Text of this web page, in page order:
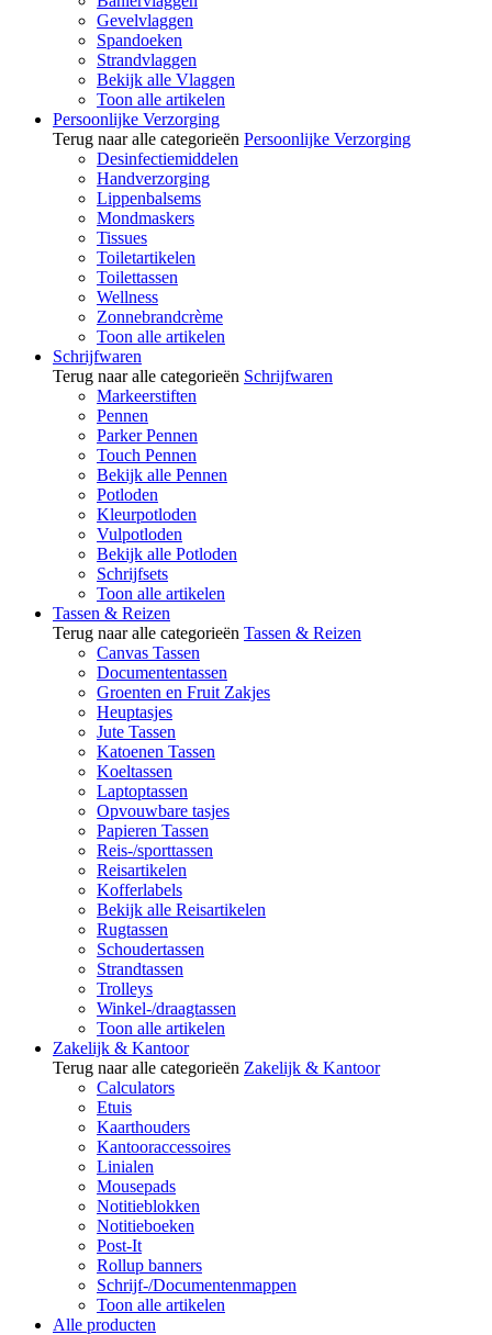
Gevelvlaggen
Spandoeken
Strandvlaggen
Bekijk alle Vlaggen
Toon alle artikelen
Persoonlijke Verzorging
Terug naar alle categorieën Persoonlijke Verzorging
Desinfectiemiddelen
Handverzorging
Lippenbalsems
Mondmaskers
Tissues
Toiletartikelen
Toilettassen
Wellness
Zonnebrandcrème
Toon alle artikelen
Schrijfwaren
Terug naar alle categorieën Schrijfwaren
Markeerstiften
Pennen
Parker Pennen
Touch Pennen
Bekijk alle Pennen
Potloden
Kleurpotloden
Vulpotloden
Bekijk alle Potloden
Schrijfsets
Toon alle artikelen
Tassen & Reizen
Terug naar alle categorieën Tassen & Reizen
Canvas Tassen
Documententassen
Groenten en Fruit Zakjes
Heuptasjes
Jute Tassen
Katoenen Tassen
Koeltassen
Laptoptassen
Opvouwbare tasjes
Papieren Tassen
Reis-/sporttassen
Reisartikelen
Kofferlabels
Bekijk alle Reisartikelen
Rugtassen
Schoudertassen
Strandtassen
Trolleys
Winkel-/draagtassen
Toon alle artikelen
Zakelijk & Kantoor
Terug naar alle categorieën Zakelijk & Kantoor
Calculators
Etuis
Kaarthouders
Kantooraccessoires
Linialen
Mousepads
Notitieblokken
Notitieboeken
Post-It
Rollup banners
Schrijf-/Documentenmappen
Toon alle artikelen
Alle producten